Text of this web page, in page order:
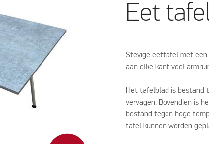
Eet
Stevige eettafel met een
aan elke kant veel
Het tafelblad is bestand
vervagen. Bovendien is
bestand tegen hoge
tafel kunnen worden